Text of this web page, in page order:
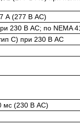
А (277 В AC)
230 В AC; по NEMA
C) при 230 В AC
мс (230 В AC)